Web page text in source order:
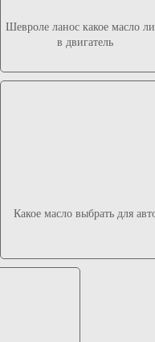
Шевроле ланос какое масло
в двигатель
Какое масло выбрать для